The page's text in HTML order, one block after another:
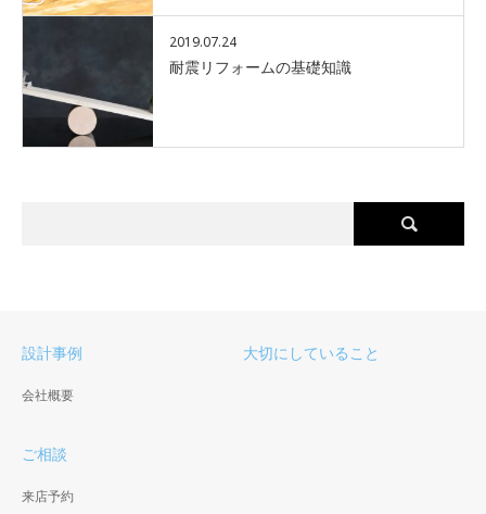
2019.07.24
耐震リフォームの基礎知識
設計事例
会社概要
大切にしていること
ご相談
来店予約